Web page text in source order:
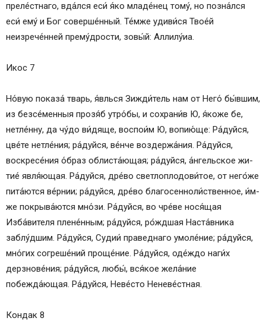
преле́стнаго, вда́лся еси́ я́ко младе́нец тому́, но позна́лся
еси́ ему́ и Бог со­вер­ше́н­ный. Те́м­же уди­ви́­ся Тво­е́й
неизрече́нней пре­му́д­ро­сти, зо­вы́й: Алли­лу́иа.
Икос 7
Но́вую по­ка­за́ тварь, я́вль­ся Зижди́тель нам от Не­го́ бы́вшим,
из безсе́менныя прозя́б утро́бы, и сохрани́в Ю, я́ко­же бе,
нетле́нну, да чу́­до ви́­дя­ще, воспои́м Ю, во­пию́­ще: Ра́­дуй­ся,
цве́­те не­тле́­ния; ра́­дуй­ся, ве́н­че воз­дер­жа́­ния. Ра́­дуй­ся,
воскресе́ния о́б­раз облиста́ющая; ра́­дуй­ся, а́н­гель­ское жи­
тие́ яв­ля́ю­щая. Ра́­дуй­ся, дре́­во светлоплодови́тое, от него́же
пита́ются ве́рнии; ра́­дуй­ся, дре́­во бла­го­сен­но­ли́ст­вен­ное, и́м­
же покрыва́ются мно́­зи. Ра́­дуй­ся, во чре́ве нося́щая
Изба́вителя плене́нным; ра́­дуй­ся, ро́жд­шая Наста́вника
заблу́дшим. Ра́­дуй­ся, Судии́ пра­вед­на­го умоле́ние; ра́­дуй­ся,
мно́гих со­гре­ше́­ний про­ще́­ние. Ра́­дуй­ся, оде́ж­до на­ги́х
дерзнове́ния; ра́­дуй­ся, лю­бы́, вся́­кое же­ла́­ние
побежда́ющая. Ра́­дуй­ся, Не­ве́с­то Не­не­ве́ст­ная.
Кондак 8